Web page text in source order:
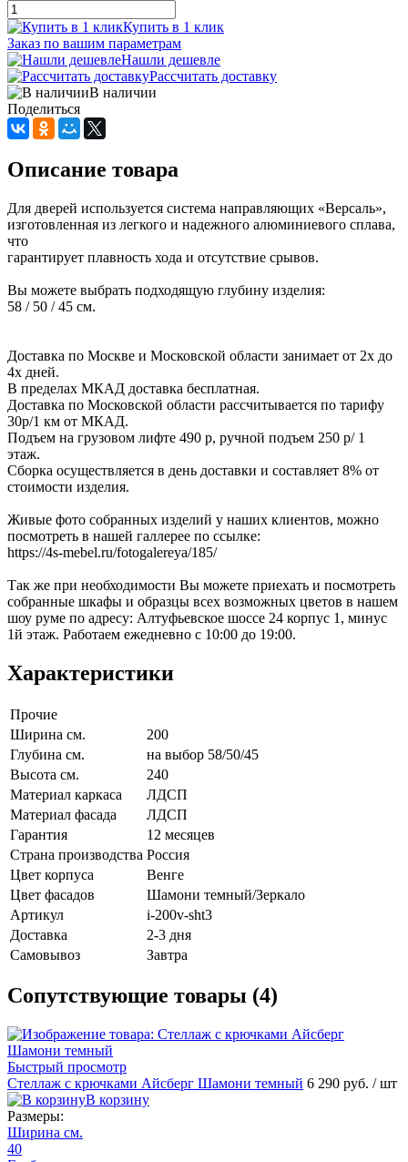
Купить в 1 клик
Заказ по вашим параметрам
Нашли дешевле
Рассчитать доставку
В наличии
Поделиться
Описание товара
Для дверей используется система направляющих «Версаль»,
изготовленная из легкого и надежного алюминиевого сплава,
что
гарантирует плавность хода и отсутствие срывов.
Вы можете выбрать подходящую глубину изделия:
58 / 50 / 45 см.
Доставка по Москве и Московской области занимает от 2х до
4х дней.
В пределах МКАД доставка бесплатная.
Доставка по Московской области рассчитывается по тарифу
30р/1 км от МКАД.
Подъем на грузовом лифте 490 р, ручной подъем 250 р/ 1
этаж.
Сборка осуществляется в день доставки и составляет 8% от
стоимости изделия.
Живые фото собранных изделий у наших клиентов, можно
посмотреть в нашей галлерее по ссылке:
https://4s-mebel.ru/fotogalereya/185/
Так же при необходимости Вы можете приехать и посмотреть
собранные шкафы и образцы всех возможных цветов в нашем
шоу руме по адресу: Алтуфьевское шоссе 24 корпус 1, минус
1й этаж. Работаем ежедневно с 10:00 до 19:00.
Характеристики
Прочие
Ширина см.
200
Глубина см.
на выбор 58/50/45
Высота см.
240
Материал каркаса
ЛДСП
Материал фасада
ЛДСП
Гарантия
12 месяцев
Страна производства Россия
Цвет корпуса
Венге
Цвет фасадов
Шамони темный/Зеркало
Артикул
i-200v-sht3
Доставка
2-3 дня
Самовывоз
Завтра
Сопутствующие товары (4)
Быстрый просмотр
Стеллаж с крючками Айсберг Шамони темный 6 290 руб. / шт
В корзину
Размеры:
Ширина см.
40